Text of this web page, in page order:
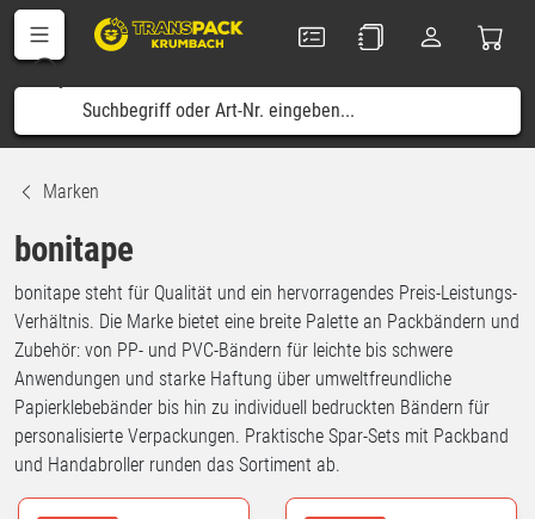
Marken
bonitape
bonitape steht für Qualität und ein hervorragendes Preis-Leistungs-
Verhältnis. Die Marke bietet eine breite Palette an Packbändern und
Zubehör: von PP- und PVC-Bändern für leichte bis schwere
Anwendungen und starke Haftung über umweltfreundliche
Papierklebebänder bis hin zu individuell bedruckten Bändern für
personalisierte Verpackungen. Praktische Spar-Sets mit Packband
und Handabroller runden das Sortiment ab.